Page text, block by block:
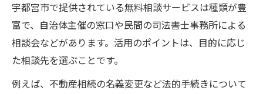
宇都宮市で提供されている無料相談サービスは種類が豊
富で、自治体主催の窓口や民間の司法書士事務所による
相談会などがあります。活用のポイントは、目的に応じ
た相談先を選ぶことです。
例えば、不動産相続の名義変更など法的手続きについて